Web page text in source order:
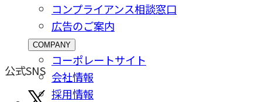
コンプライアンス相談窓⼝
広告のご案内
COMPANY
コーポレートサイト
会社情報
採⽤情報
公式SNS